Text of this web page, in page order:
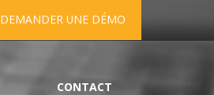
DEMANDER UNE DÉMO
CONTACT